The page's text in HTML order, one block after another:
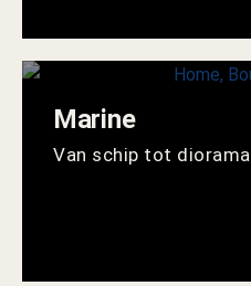
Marine
Van schip tot diorama